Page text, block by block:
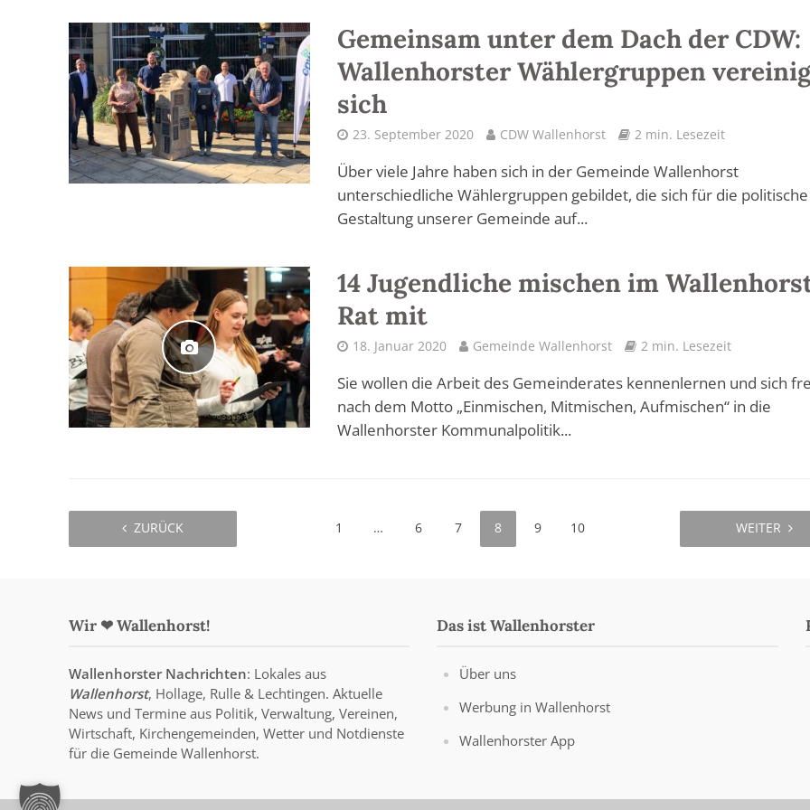
Gemeinsam unter dem Dach der CDW:
Wallenhorster Wählergruppen
sich
23. September 2020 CDW Wallenhorst 2 min. Lesezeit
Über viele Jahre haben sich in der Gemeinde Wallenhorst
unterschiedliche Wählergruppen gebildet, die sich für die politische
Gestaltung unserer Gemeinde auf...
14 Jugendliche mischen im
Rat mit
18. Januar 2020 Gemeinde Wallenhorst 2 min. Lesezeit
Sie wollen die Arbeit des Gemeinderates kennenlernen und sich
nach dem Motto „Einmischen, Mitmischen, Aufmischen“ in die
Wallenhorster Kommunalpolitik...
ZURÜCK 1 … 6 7 8 9 10 WEITER
Wir ❤ Wallenhorst!
Wallenhorster Nachrichten: Lokales aus
Wallenhorst, Hollage, Rulle & Lechtingen. Aktuelle
News und Termine aus Politik, Verwaltung, Vereinen,
Wirtschaft, Kirchengemeinden, Wetter und Notdienste
für die Gemeinde Wallenhorst.
Das ist Wallenhorster
Über uns
Werbung in Wallenhorst
Wallenhorster App